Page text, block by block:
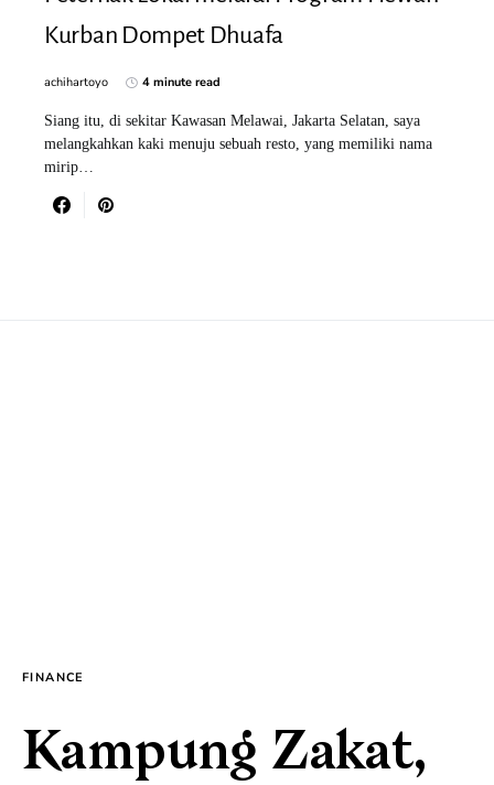
Kurban Dompet Dhuafa
achihartoyo 4 minute read
Siang itu, di sekitar Kawasan Melawai, Jakarta Selatan, saya
melangkahkan kaki menuju sebuah resto, yang memiliki nama
mirip…
FINANCE
Kampung Zakat,